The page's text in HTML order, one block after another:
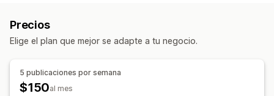
Precios
Elige el plan que mejor se adapte a tu negocio.
5 publicaciones por semana
$150al mes